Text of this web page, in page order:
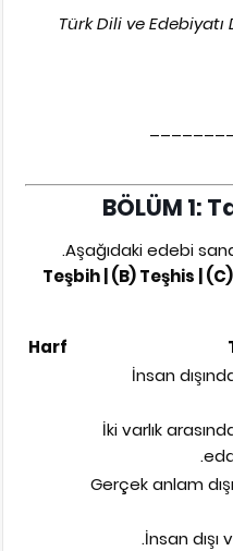
Türk Dili ve Edebiyatı
BÖLÜM 1:
Aşağıdaki edebi
(A) Teşbih | (B) Teşhis |
Harf
1. İnsan
2. İki varlık
3. Gerçek anlam